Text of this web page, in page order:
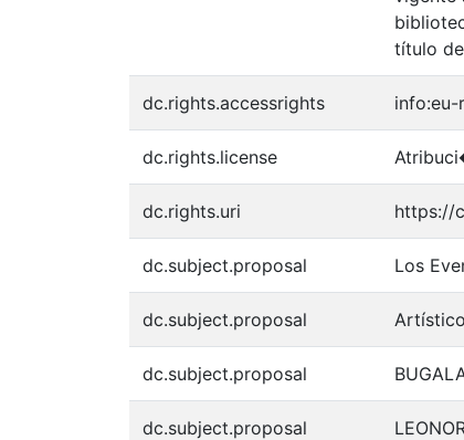
título
dc.rights.accessrights info:eu-
dc.rights.license
dc.rights.uri https://
dc.subject.proposal Los
dc.subject.proposal
dc.subject.proposal
dc.subject.proposal